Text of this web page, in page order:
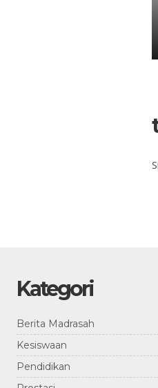
Kategori
Berita Madrasah
Kesiswaan
Pendidikan